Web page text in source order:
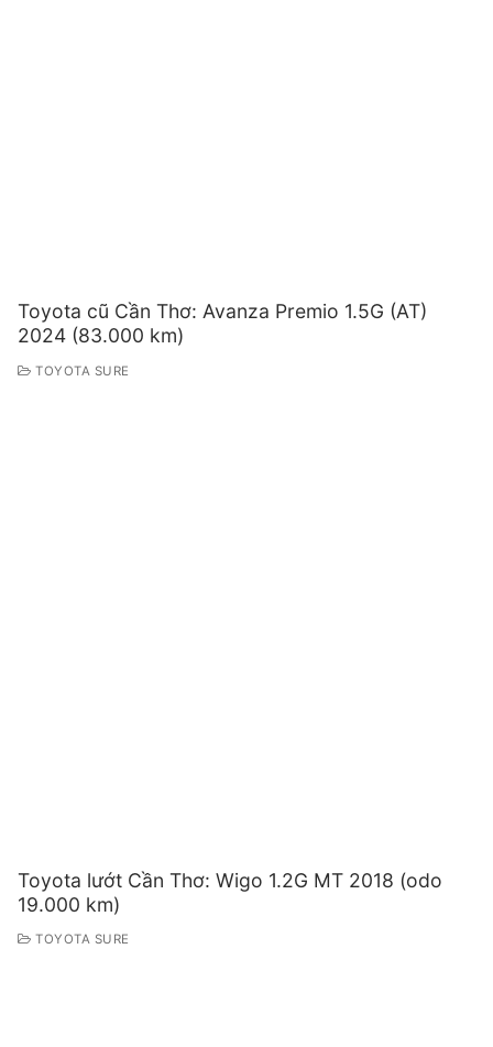
Toyota cũ Cần Thơ: Avanza Premio 1.5G (AT)
2024 (83.000 km)
TOYOTA SURE
Toyota lướt Cần Thơ: Wigo 1.2G MT 2018 (odo
19.000 km)
TOYOTA SURE